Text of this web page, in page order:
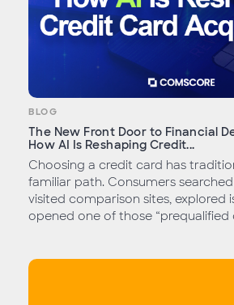
BLOG
The New Front Door to Financial
How AI Is Reshaping Credit...
Choosing a credit card has
familiar path. Consumers
visited comparison sites, explored
opened one of those “prequalified